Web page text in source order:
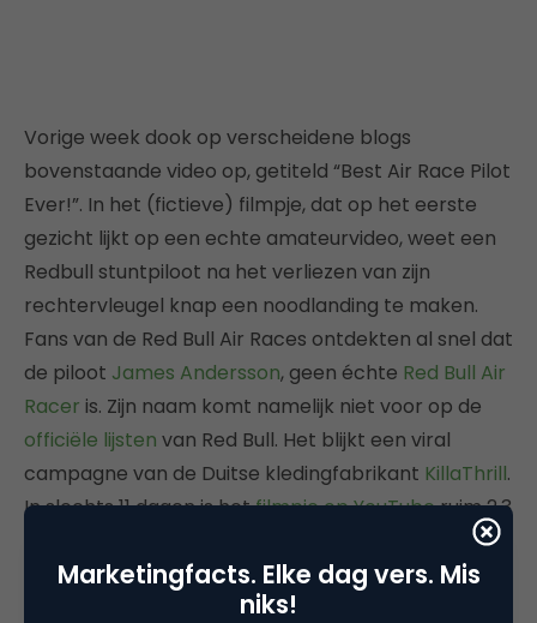
Vorige week dook op verscheidene blogs
bovenstaande video op, getiteld “Best Air Race Pilot
Ever!”. In het (fictieve) filmpje, dat op het eerste
gezicht lijkt op een echte amateurvideo, weet een
Redbull stuntpiloot na het verliezen van zijn
rechtervleugel knap een noodlanding te maken.
Fans van de Red Bull Air Races ontdekten al snel dat
de piloot James Andersson, geen échte Red Bull Air
Racer is. Zijn naam komt namelijk niet voor op de
officiële lijsten van Red Bull. Het blijkt een viral
campagne van de Duitse kledingfabrikant KillaThrill.
In slechts 11 dagen is hetfilmpje op YouTuberuim 2,3
Reggie
Paulk)
Marketingfacts. Elke dag vers. Mis
niks!